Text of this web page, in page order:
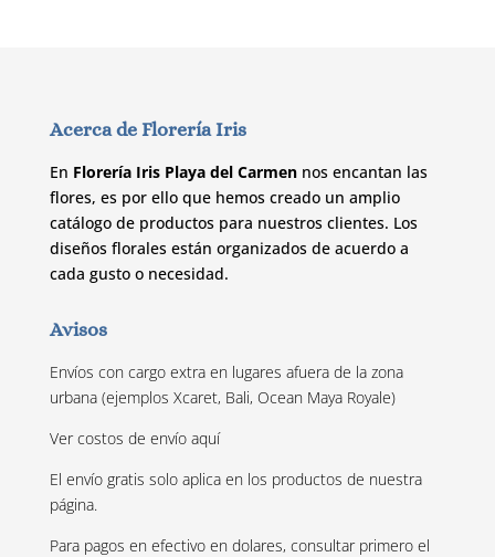
Acerca de Florería Iris
En Florería Iris Playa del Carmen nos encantan las
flores, es por ello que hemos creado un amplio
catálogo de productos para nuestros clientes. Los
diseños florales están organizados de acuerdo a
cada gusto o necesidad.
Avisos
Envíos con cargo extra en lugares afuera de la zona
urbana (ejemplos Xcaret, Bali, Ocean Maya Royale)
Ver costos de envío aquí
El envío gratis solo aplica en los productos de nuestra
página.
Para pagos en efectivo en dolares, consultar primero el